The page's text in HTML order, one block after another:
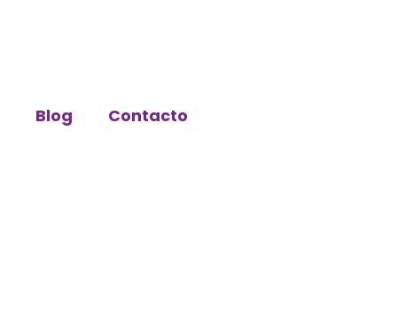
Blog Contacto